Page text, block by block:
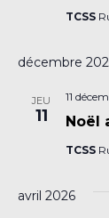
TCSS
décembre
JEU
11 Noël
11
TCSS
avril 2026